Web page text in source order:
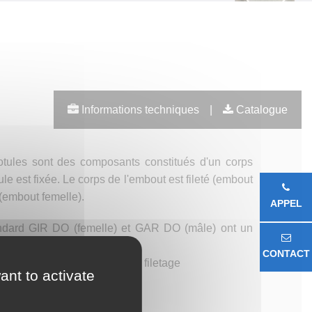
Informations techniques Catalogue
sont des composants constitués d'un corps
est fixée. Le corps de l'embout est fileté (embout
femelle).
GIR DO (femelle) et GAR DO (mâle) ont un
les embouts avec pas de filetage
APPEL
CONTACT
to activate